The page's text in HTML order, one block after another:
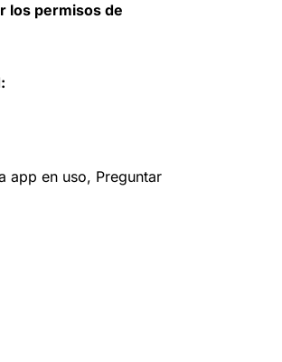
los permisos de
app en uso, Preguntar